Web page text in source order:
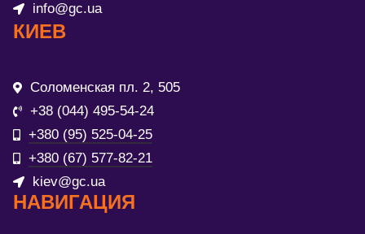
info@gc.ua
КИЕВ
Соломенская пл. 2, 505
+38 (044) 495-54-24
+380 (95) 525-04-25
+380 (67) 577-82-21
kiev@gc.ua
НАВИГАЦИЯ